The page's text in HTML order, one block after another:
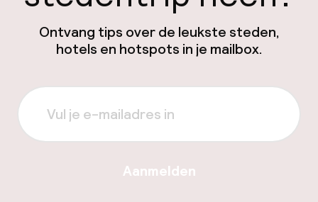
Ontvang tips over de leukste steden,
hotels en hotspots in je mailbox.
Aanmelden